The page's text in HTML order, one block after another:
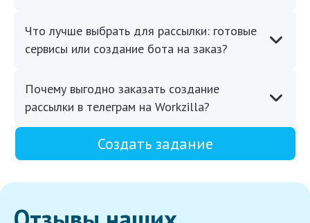
Что лучше выбрать для рассылки: готовые
сервисы или создание бота на заказ?
Почему выгодно заказать создание
рассылки в телеграм на Workzilla?
Создать задание